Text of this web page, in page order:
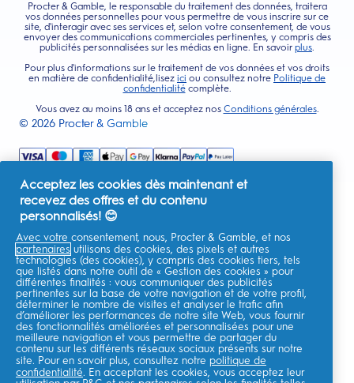
Procter & Gamble, le responsable du traitement des données, traitera
vos données personnelles pour vous permettre de vous inscrire sur ce
site, d'interagir avec ses services et, selon votre consentement, de vous
envoyer des communications commerciales pertinentes, y compris des
publicités personnalisées sur les médias en ligne. En savoir plus.
Pour plus d'informations sur le traitement de vos données et vos droits
en matière de confidentialité,lisez ici ou consultez notre Politique de
confidentialitécomplète.
Vous avez au moins 18 ans et acceptez nos Conditions générales.
© 2026 Procter & Gamble
Acceptez les cookies dès maintenant et
recevez des offres et du contenu
personnalisés! 😊
Avec votre consentement, nous, Procter & Gamble, et nos
partenaires utilisons des cookies, des pixels et autres
technologies (des cookies), y compris des cookies tiers, tels
que listés dans notre outil de « Gestion des cookies » pour
différentes finalités : vous communiquer des publicités
pertinentes sur la base de votre navigation et de votre profil,
déterminer le nombre de visites et analyser le trafic afin
d’améliorer les performances de notre site Web, vous fournir
des fonctionnalités améliorées et personnalisées pour une
meilleure navigation et vous permettre de partager du
contenu sur les différents réseaux sociaux présents sur notre
site. Pour en savoir plus, consultez notre politique de
confidentialité. En acceptant les cookies, vous acceptez leur